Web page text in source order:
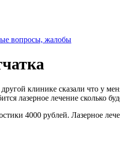
вопросы, жалобы
клинике сказали что у
лазерное лечение сколько
4000 рублей. Лазерное